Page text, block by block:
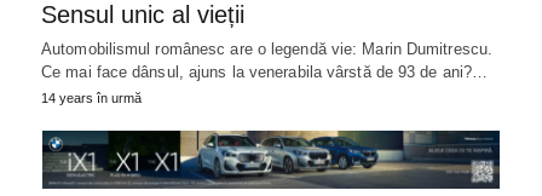
Sensul unic al vieții
Automobilismul românesc are o legendă vie: Marin Dumitrescu.
Ce mai face dânsul, ajuns la venerabila vârstă de 93 de ani?…
14 years în urmă